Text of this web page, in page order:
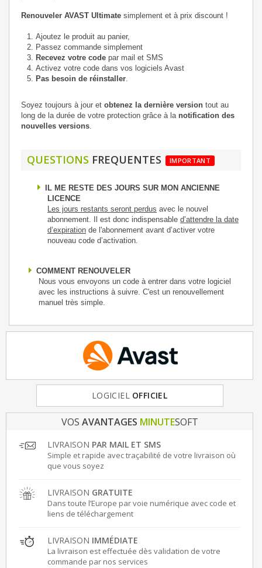
Renouveler AVAST Ultimate simplement et à prix discount !
Ajoutez le produit au panier,
Passez commande simplement
Recevez votre code par mail et SMS
Activez votre code dans vos logiciels Avast
Pas besoin de réinstaller.
Soyez toujours à jour et obtenez la dernière version tout au
long de la durée de votre protection grâce à la notification des
nouvelles versions.
QUESTIONS FREQUENTES IMPORTANT
IL ME RESTE DES JOURS SUR MON ANCIENNE
LICENCE
Les jours restants seront perdus avec le nouvel
abonnement. Il est donc indispensable d’attendre la date
d’expiration de l'abonnement avant d’activer votre
nouveau code d’activation.
COMMENT RENOUVELER
Nous vous envoyons un code à entrer dans votre logiciel
avec les instructions à suivre. C'est un renouvellement
manuel très simple.
LOGICIEL OFFICIEL
FRANCE & EUROPE
VOS AVANTAGES MINUTESOFT
LIVRAISON PAR MAIL ET SMS
Simple et rapide avec traçabilité de votre livraison où
que vous soyez
LIVRAISON GRATUITE
Dans toute l’Europe par voie numérique avec code et
liens de téléchargement
LIVRAISON IMMÉDIATE
La livraison est effectuée dès validation de votre
commande par nos services